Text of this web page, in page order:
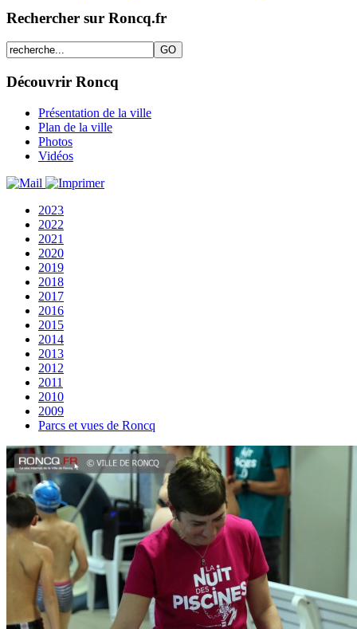
Rechercher sur Roncq.fr
Découvrir Roncq
Présentation de la ville
Plan de la ville
Photos
Vidéos
2023
2022
2021
2020
2019
2018
2017
2016
2015
2014
2013
2012
2011
2010
2009
Parcs et vues de Roncq